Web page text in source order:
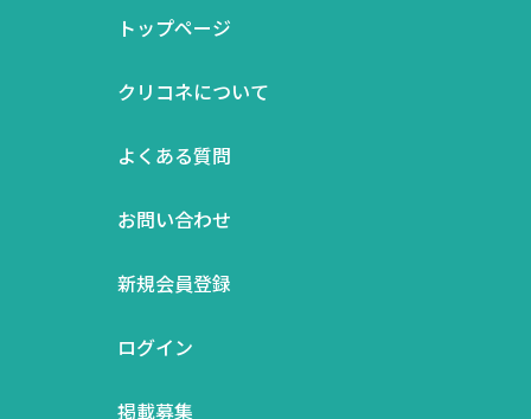
トップページ
クリコネについて
よくある質問
お問い合わせ
新規会員登録
ログイン
掲載募集